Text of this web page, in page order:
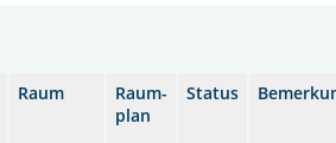
Raum
Raum-
plan
Status